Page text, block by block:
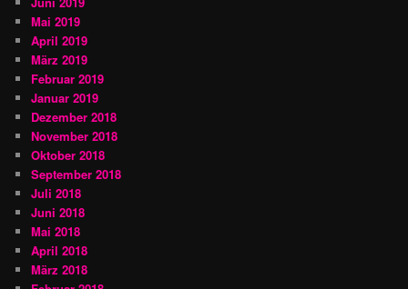
Mai 2019
April 2019
März 2019
Februar 2019
Januar 2019
Dezember 2018
November 2018
Oktober 2018
September 2018
Juli 2018
Juni 2018
Mai 2018
April 2018
März 2018